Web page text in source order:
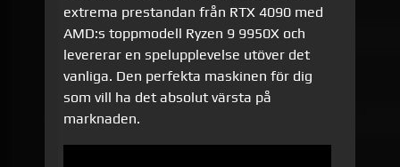
extrema prestandan från RTX 4090 med
AMD:s toppmodell Ryzen 9 9950X och
levererar en spelupplevelse utöver det
vanliga. Den perfekta maskinen för dig
som vill ha det absolut värsta på
marknaden.